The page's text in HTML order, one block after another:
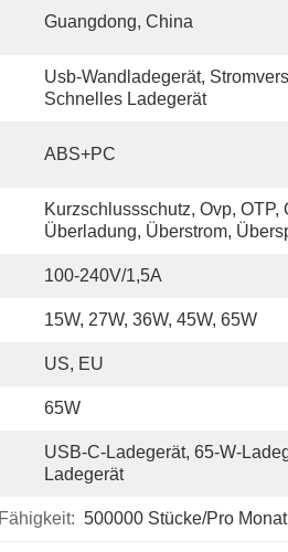
Guangdong, China
Usb-Wandladegerät,
Schnelles Ladegerät
ABS+PC
Kurzschlussschutz, Ovp, OTP,
Überladung, Überstrom,
100-240V/1,5A
15W, 27W, 36W, 45W, 65W
US, EU
65W
USB-C-Ladegerät, 65-W-
Ladegerät
500000 Stücke/pro Monat